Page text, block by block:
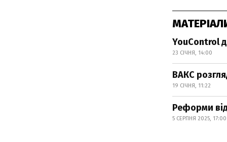
YouControl
23 СІЧНЯ, 14:00
ВАКС
19 СІЧНЯ, 11:22
Реформи
5 СЕРПНЯ 2025, 17:00